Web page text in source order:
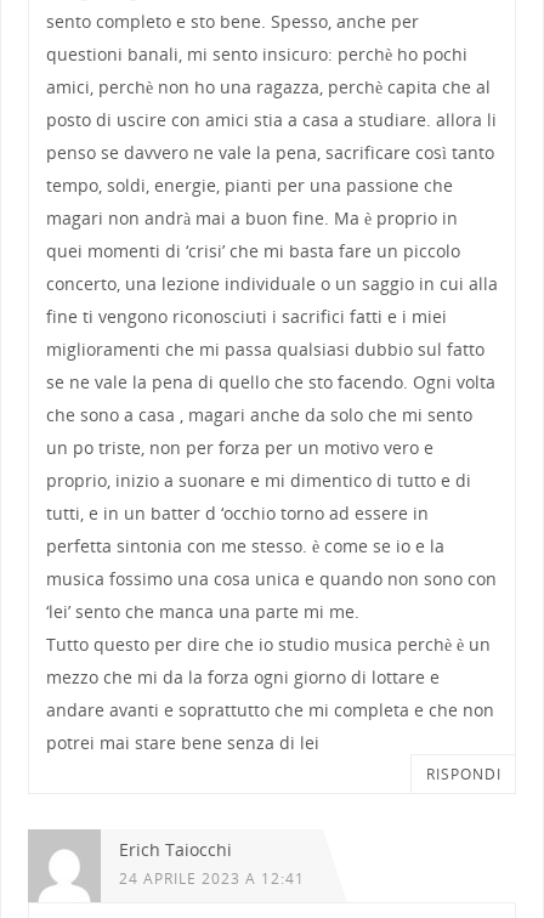
sento completo e sto bene. Spesso, anche per
questioni banali, mi sento insicuro: perchè ho pochi
amici, perchè non ho una ragazza, perchè capita che al
posto di uscire con amici stia a casa a studiare. allora li
penso se davvero ne vale la pena, sacrificare così tanto
tempo, soldi, energie, pianti per una passione che
magari non andrà mai a buon fine. Ma è proprio in
quei momenti di ‘crisi’ che mi basta fare un piccolo
concerto, una lezione individuale o un saggio in cui alla
fine ti vengono riconosciuti i sacrifici fatti e i miei
miglioramenti che mi passa qualsiasi dubbio sul fatto
se ne vale la pena di quello che sto facendo. Ogni volta
che sono a casa , magari anche da solo che mi sento
un po triste, non per forza per un motivo vero e
proprio, inizio a suonare e mi dimentico di tutto e di
tutti, e in un batter d ‘occhio torno ad essere in
perfetta sintonia con me stesso. è come se io e la
musica fossimo una cosa unica e quando non sono con
‘lei’ sento che manca una parte mi me.
Tutto questo per dire che io studio musica perchè è un
mezzo che mi da la forza ogni giorno di lottare e
andare avanti e soprattutto che mi completa e che non
potrei mai stare bene senza di lei
RISPONDI
Erich Taiocchi
24 APRILE 2023 A 12:41